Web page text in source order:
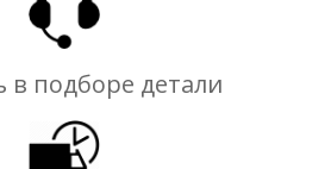
подборе детали